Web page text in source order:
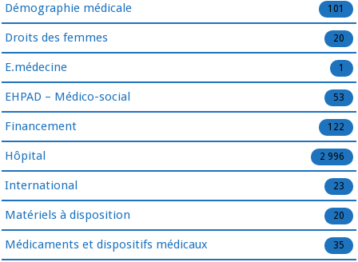
Démographie médicale 101
Droits des femmes 20
E.médecine 1
EHPAD – Médico-social 53
Financement 122
Hôpital 2 996
International 23
Matériels à disposition 20
Médicaments et dispositifs médicaux 35